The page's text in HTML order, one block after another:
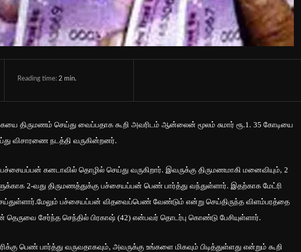
Reading time: 2 min.
திருமணம் செய்து வைப்பதாக கூறி அவரிடம் ஆன்லைன் மூலம் சுமார் ரூ.1. 35 கோடியை
விசாரணை நடத்தி வருகின்றனர்.
கனடாவில் தொழில் செய்து வருகிறார். இவருக்கு திருமணமாகி மனைவியும், 2
2-வது திருமணத்துக்கு பச்சையப்பன் பெண் பார்த்து வந்துள்ளார். இதற்காக மேட்ரி
பச்சையப்பன் விதவைப்பெண் வேண்டும் என்று செய்திருந்த விளம்பரத்தை
தெருவை சேர்ந்த செந்தில் பிரகாஷ் (42) என்பவர் தொடர்பு கொண்டு பேசியுள்ளார்.
பெண் பார்த்து வருவதாகவும், அவருக்கு உங்களை மிகவும் பிடித்துள்ளது என்றும் கூறி